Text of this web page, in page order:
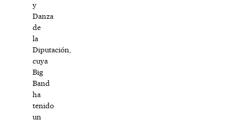
y
Danza
de
la
Diputación,
cuya
Big
Band
ha
tenido
un